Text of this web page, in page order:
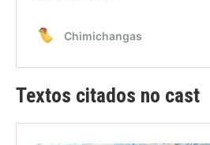
Textos citados no cast